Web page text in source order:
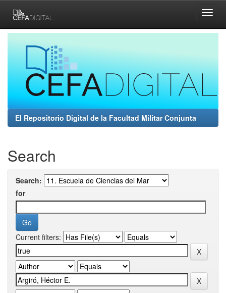
navigation
El Repositorio Digital de la Facultad Militar Conjunta
Search
Search:
for
Current filters: